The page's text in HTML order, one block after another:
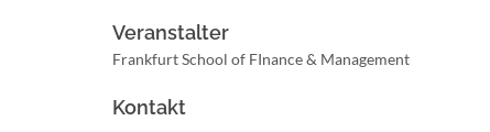
Veranstalter
Frankfurt School of FInance & Management
Kontakt